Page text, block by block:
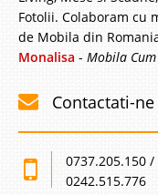
Fotolii. Colaboram cu
de Mobila din
Monalisa - Mobila
Contactati-ne
0737.205.150
0242.515.776